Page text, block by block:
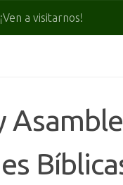
¡Ven a visitarnos!